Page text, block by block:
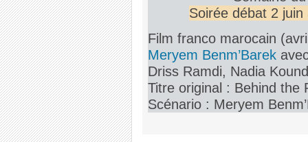
Soirée débat 2
Film franco marocain
Meryem Benm’Barek
Driss Ramdi, Nadia
Titre original : Behind the
Scénario : Meryem